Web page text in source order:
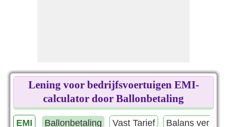
Lening voor bedrijfsvoertuigen EMI-
calculator door Ballonbetaling
EMI Ballonbetaling Vast Tarief Balans